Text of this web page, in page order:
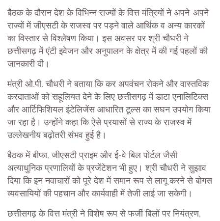
बैठक के दौरान देश के विभिन्न राज्यों के वित्त मंत्रियों ने अपने-अपने
राज्यों में जीएसटी के राजस्व पर पड़ने वाले आर्थिक व अन्य कारकों
का विस्तार से विश्लेषण किया। इस अवसर पर श्री चौधरी ने
छत्तीसगढ़ में एंटी इवेजन और अनुपालन के क्षेत्र में की गई पहलों की
जानकारी दी।
मंत्री ओ.पी. चौधरी ने बताया कि कर अपवंचन रोकने और वास्तविक
करदाताओं को सहूलियत देने के लिए छत्तीसगढ़ में डाटा एनालिटिक्स
और आर्टिफिशियल इंटेलिजेंस आधारित टूल्स का सघन उपयोग किया
जा रहा है। उन्होंने कहा कि ऐसे प्रयासों से राज्य के राजस्व में
उल्लेखनीय बढ़ोतरी संभव हुई है।
बैठक में बीफा, जीएसटी प्राइम और ई-वे बिल पोर्टल जैसी
अत्याधुनिक प्रणालियों के प्रजेंटेशन भी हुए। श्री चौधरी ने सुझाव
दिया कि इन नवाचारों को पूरे देश में समान रूप से लागू करने से बोगस
व्यवसायियों की पहचान और कार्यवाही में तेजी लाई जा सकेगी।
छत्तीसगढ़ के वित्त मंत्री ने विशेष रूप से फर्जी बिलों पर नियंत्रण,